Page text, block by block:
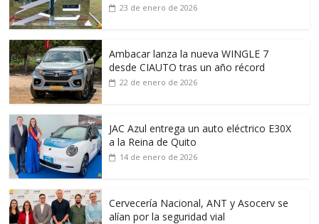
23 de enero de 2026
Ambacar lanza la nueva WINGLE 7
desde CIAUTO tras un año récord
22 de enero de 2026
JAC Azul entrega un auto eléctrico E30X
a la Reina de Quito
14 de enero de 2026
Cervecería Nacional, ANT y Asocerv se
alían por la seguridad vial